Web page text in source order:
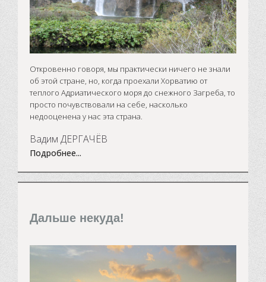
Откровенно говоря, мы практически ничего не знали
об этой стране, но, когда проехали Хорватию от
теплого Адриатического моря до снежного Загреба, то
просто почувствовали на себе, насколько
недооценена у нас эта страна.
Вадим ДЕРГАЧЁВ
Подробнее...
Дальше некуда!